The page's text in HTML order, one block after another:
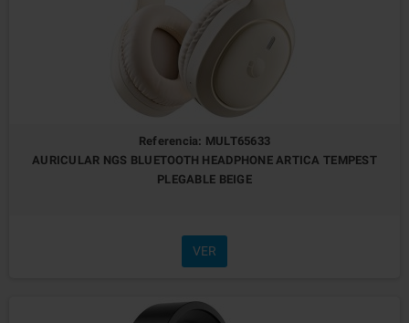
Referencia: MULT65633
AURICULAR NGS BLUETOOTH HEADPHONE ARTICA TEMPEST
PLEGABLE BEIGE
VER